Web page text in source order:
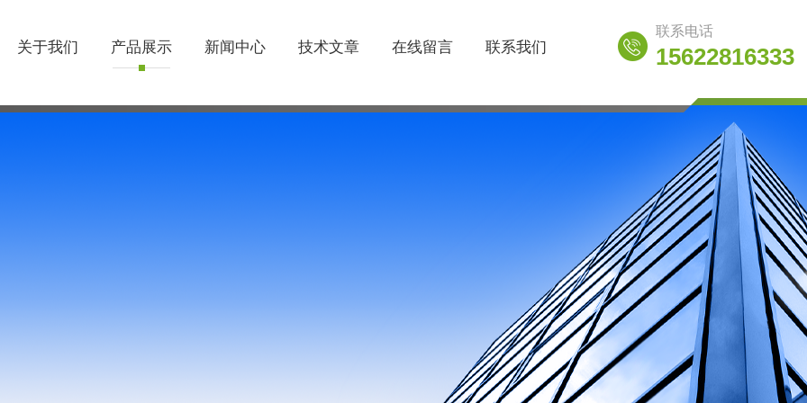
关于我们 产品展示 新闻中心 技术文章 在线留言 联系我们
联系电话
15622816333